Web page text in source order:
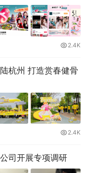
2.4K
春健骨
2.4K
司开展专项调研